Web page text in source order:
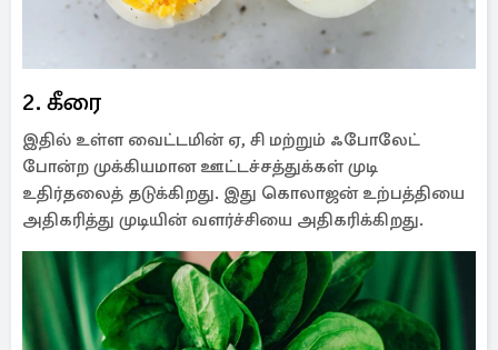
2. கீரை
இதில் உள்ள வைட்டமின் ஏ, சி மற்றும் ஃபோலேட்
போன்ற முக்கியமான ஊட்டச்சத்துக்கள் முடி
உதிர்தலைத் தடுக்கிறது. இது கொலாஜன் உற்பத்தியை
அதிகரித்து முடியின் வளர்ச்சியை அதிகரிக்கிறது.